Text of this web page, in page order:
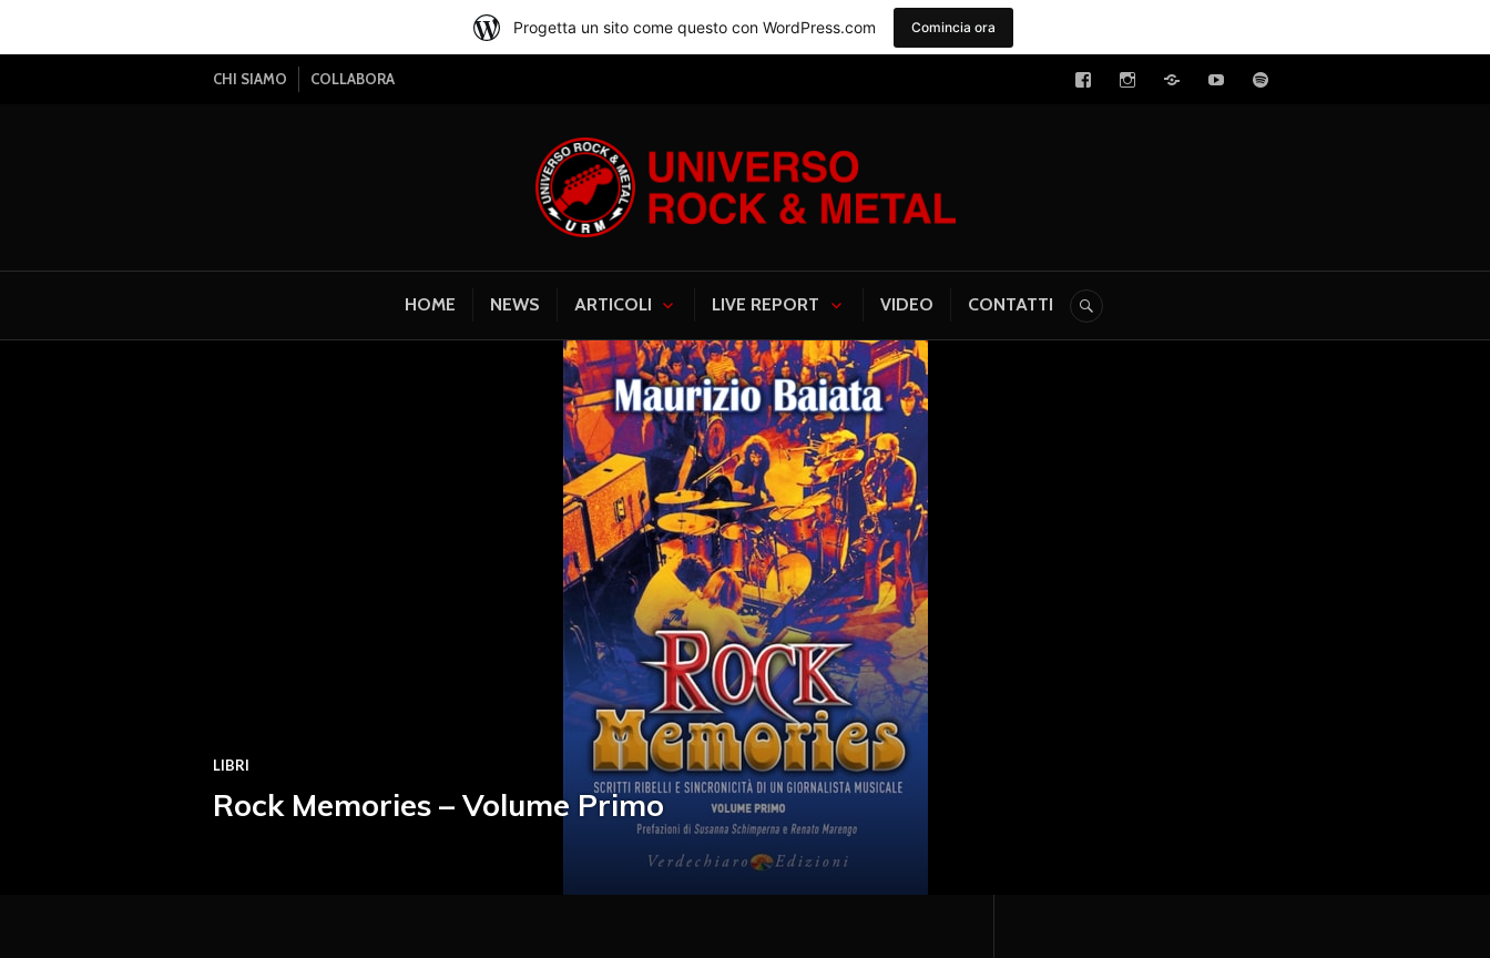
CHI SIAMO COLLABORA
Universo Rock & Metal
HOME NEWS ARTICOLI LIVE REPORT VIDEO CONTATTI
LIBRI
Rock Memories – Volume Primo
Progetta un sito come questo con WordPress.com Comincia ora